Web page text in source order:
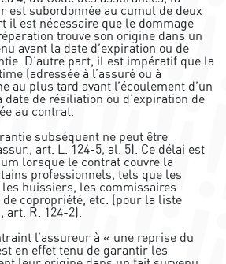
est subordonnée au cumul de deux
il est nécessaire que le dommage
trouve son origine dans un
avant la date d’expiration ou de
D’autre part, il est impératif que la
(adressée à l’assuré ou à
au plus tard avant l’écoulement d’un
de résiliation ou d’expiration de
au contrat.
subséquent ne peut être
art. L. 124-5, al. 5). Ce délai est
lorsque le contrat couvre la
professionnels, tels que les
les huissiers, les commissaires-
copropriété, etc. (pour la liste
art. R. 124-2).
l’assureur à « une reprise du
en effet tenu de garantir les